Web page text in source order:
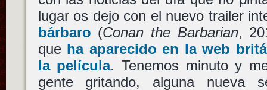
lugar os dejo con el nuevo trailer
bárbaro (Conan the Barbarian,
que ha aparecido en la web
la película. Tenemos minuto y
gente gritando, alguna nueva